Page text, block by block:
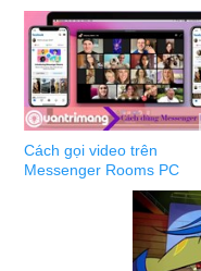
Cách gọi video trên
Messenger Rooms PC